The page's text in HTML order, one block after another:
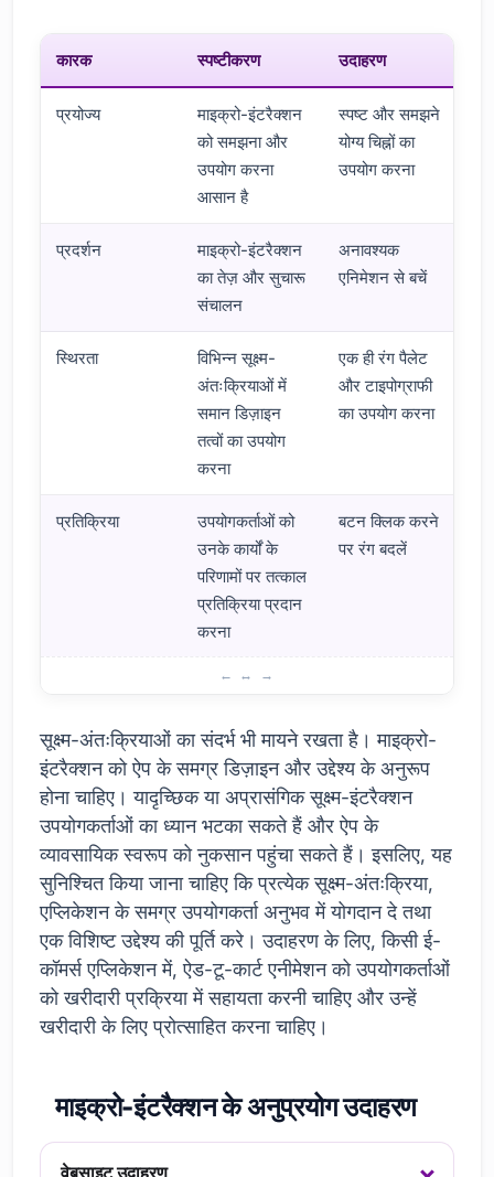
कारक स्पष्टीकरण उदाहरण
प्रयोज्य
माइक्रो-इंटरैक्शन
को समझना और
उपयोग करना
आसान है
स्पष्ट और समझने
योग्य चिह्नों का
उपयोग करना
प्रदर्शन
माइक्रो-इंटरैक्शन
का तेज़ और सुचारू
संचालन
अनावश्यक
एनिमेशन से बचें
स्थिरता
विभिन्न सूक्ष्म-
अंतःक्रियाओं में
समान डिज़ाइन
तत्वों का उपयोग
करना
एक ही रंग पैलेट
और टाइपोग्राफी
का उपयोग करना
प्रतिक्रिया
उपयोगकर्ताओं को
उनके कार्यों के
परिणामों पर तत्काल
प्रतिक्रिया प्रदान
करना
बटन क्लिक करने
पर रंग बदलें
सूक्ष्म-अंतःक्रियाओं का संदर्भ भी मायने रखता है। माइक्रो-
इंटरैक्शन को ऐप के समग्र डिज़ाइन और उद्देश्य के अनुरूप
होना चाहिए। यादृच्छिक या अप्रासंगिक सूक्ष्म-इंटरैक्शन
उपयोगकर्ताओं का ध्यान भटका सकते हैं और ऐप के
व्यावसायिक स्वरूप को नुकसान पहुंचा सकते हैं। इसलिए, यह
सुनिश्चित किया जाना चाहिए कि प्रत्येक सूक्ष्म-अंतःक्रिया,
एप्लिकेशन के समग्र उपयोगकर्ता अनुभव में योगदान दे तथा
एक विशिष्ट उद्देश्य की पूर्ति करे। उदाहरण के लिए, किसी ई-
कॉमर्स एप्लिकेशन में, ऐड-टू-कार्ट एनीमेशन को उपयोगकर्ताओं
को खरीदारी प्रक्रिया में सहायता करनी चाहिए और उन्हें
खरीदारी के लिए प्रोत्साहित करना चाहिए।
माइक्रो-इंटरैक्शन के अनुप्रयोग उदाहरण